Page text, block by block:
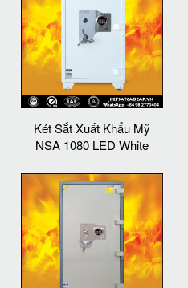
Két Sắt Xuất Khẩu Mỹ
NSA 1080 LED White